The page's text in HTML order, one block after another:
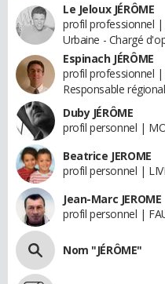
Le Jeloux JÉRÔME
profil professionnel
Urbaine - Chargé
Espinach JÉRÔME
profil professionnel |
Responsable
Duby JÉRÔME
profil personnel |
Beatrice JEROME
profil personnel |
Jean-Marc JEROME
profil personnel |
Nom "JÉRÔME"